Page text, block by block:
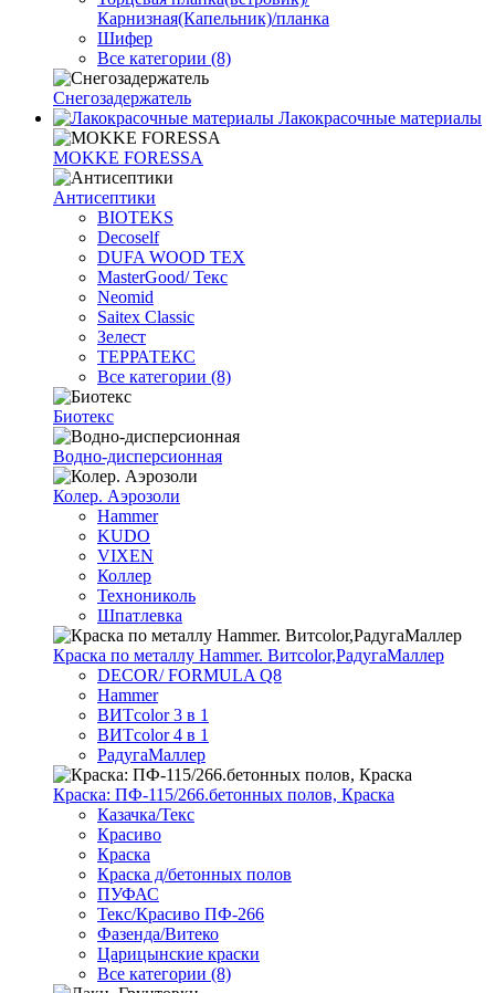
Карнизная(Капельник)/планка
Шифер
Все категории (8)
Снегозадержатель
Лакокрасочные материалы
MOKKE FORESSA
Антисептики
BIOTEKS
Decoself
DUFA WOOD TEX
MasterGood/ Текс
Neomid
Saitex Classic
Зелест
ТЕРРАТЕКС
Все категории (8)
Биотекс
Водно-дисперсионная
Колер. Аэрозоли
Hammer
KUDO
VIXEN
Коллер
Технониколь
Шпатлевка
Краска по металлу Hammer. Витcolor,РадугаМаллер
DECOR/ FORMULA Q8
Hammer
ВИТcolor 3 в 1
ВИТcolor 4 в 1
РадугаМаллер
Краска: ПФ-115/266.бетонных полов, Краска
Казачка/Текс
Красиво
Краска
Краска д/бетонных полов
ПУФАС
Текс/Красиво ПФ-266
Фазенда/Витеко
Царицынские краски
Все категории (8)